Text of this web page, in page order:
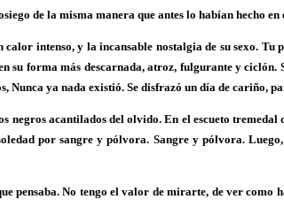
de la misma manera que antes lo habían hecho en
calor intenso, y la incansable nostalgia de su sexo.
su forma más descarnada, atroz, fulgurante y
Nunca ya nada existió. Se disfrazó un día de cariño,
negros acantilados del olvido. En el escueto
por sangre y pólvora. Sangre y pólvora.
pensaba. No tengo el valor de mirarte, de ver